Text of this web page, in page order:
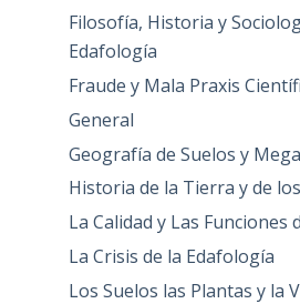
Filosofía, Historia y
Edafología
Fraude y Mala Praxis
General
Geografía de Suelos y
Historia de la Tierra y de
La Calidad y Las Funciones
La Crisis de la Edafología
Los Suelos las Plantas y la